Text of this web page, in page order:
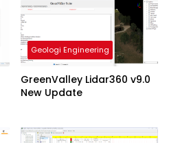
Geologi Engineering
GreenValley Lidar360 v9.0
New Update